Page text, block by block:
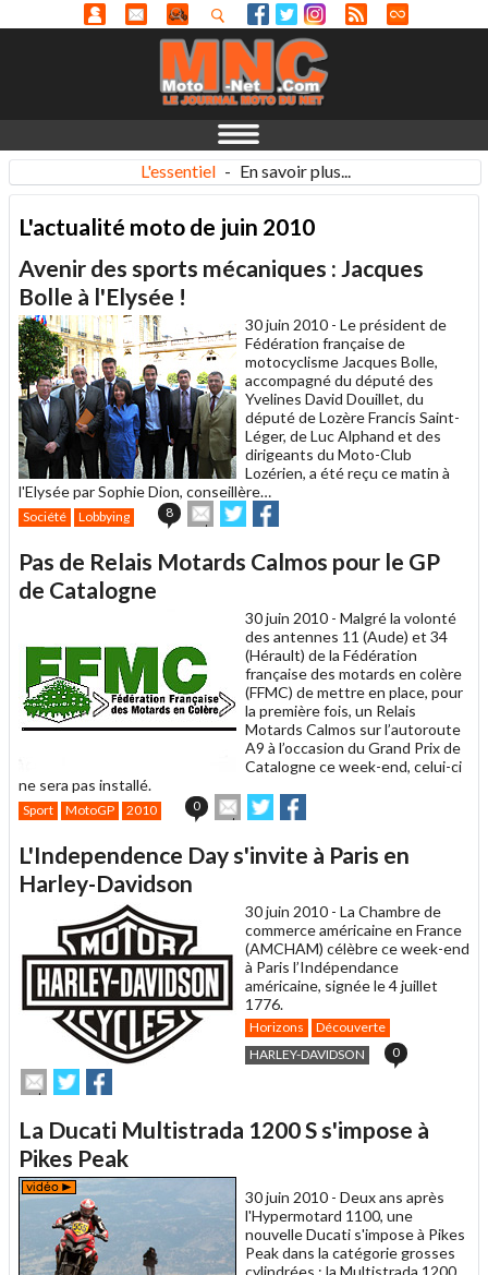
L'essentiel - En savoir plus...
L'actualité moto de juin 2010
Avenir des sports mécaniques : Jacques
Bolle à l'Elysée !
30 juin 2010 - Le président de
Fédération française de
motocyclisme Jacques Bolle,
accompagné du député des
Yvelines David Douillet, du
député de Lozère Francis Saint-
Léger, de Luc Alphand et des
dirigeants du Moto-Club
Lozérien, a été reçu ce matin à
l'Elysée par Sophie Dion, conseillère…
Société Lobbying 8
Envoyer
cet
à
Partager
sur sur
Pas de Relais Motards Calmos pour le GP
de Catalogne
30 juin 2010 - Malgré la volonté
des antennes 11 (Aude) et 34
(Hérault) de la Fédération
française des motards en colère
(FFMC) de mettre en place, pour
la première fois, un Relais
Motards Calmos sur l’autoroute
A9 à l’occasion du Grand Prix de
Catalogne ce week-end, celui-ci
ne sera pas installé.
Sport MotoGP 2010 0
Envoyer
cet
à
Partager
sur sur
L'Independence Day s'invite à Paris en
Harley-Davidson
30 juin 2010 - La Chambre de
commerce américaine en France
(AMCHAM) célèbre ce week-end
à Paris l’Indépendance
américaine, signée le 4 juillet
1776.
Horizons
Découverte
HARLEY-DAVIDSON
0
Envoyer
cet
à
un
ami
Partager
sur
sur
La Ducati Multistrada 1200 S s'impose à
Pikes Peak
30 juin 2010 - Deux ans après
l'Hypermotard 1100, une
nouvelle Ducati s'impose à Pikes
Peak dans la catégorie grosses
cylindrées : la Multistrada 1200